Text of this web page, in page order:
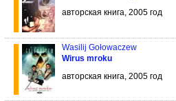
авторская книга, 2005 год
Wasilij Gołowaczew
Wirus mroku
авторская книга, 2005 год